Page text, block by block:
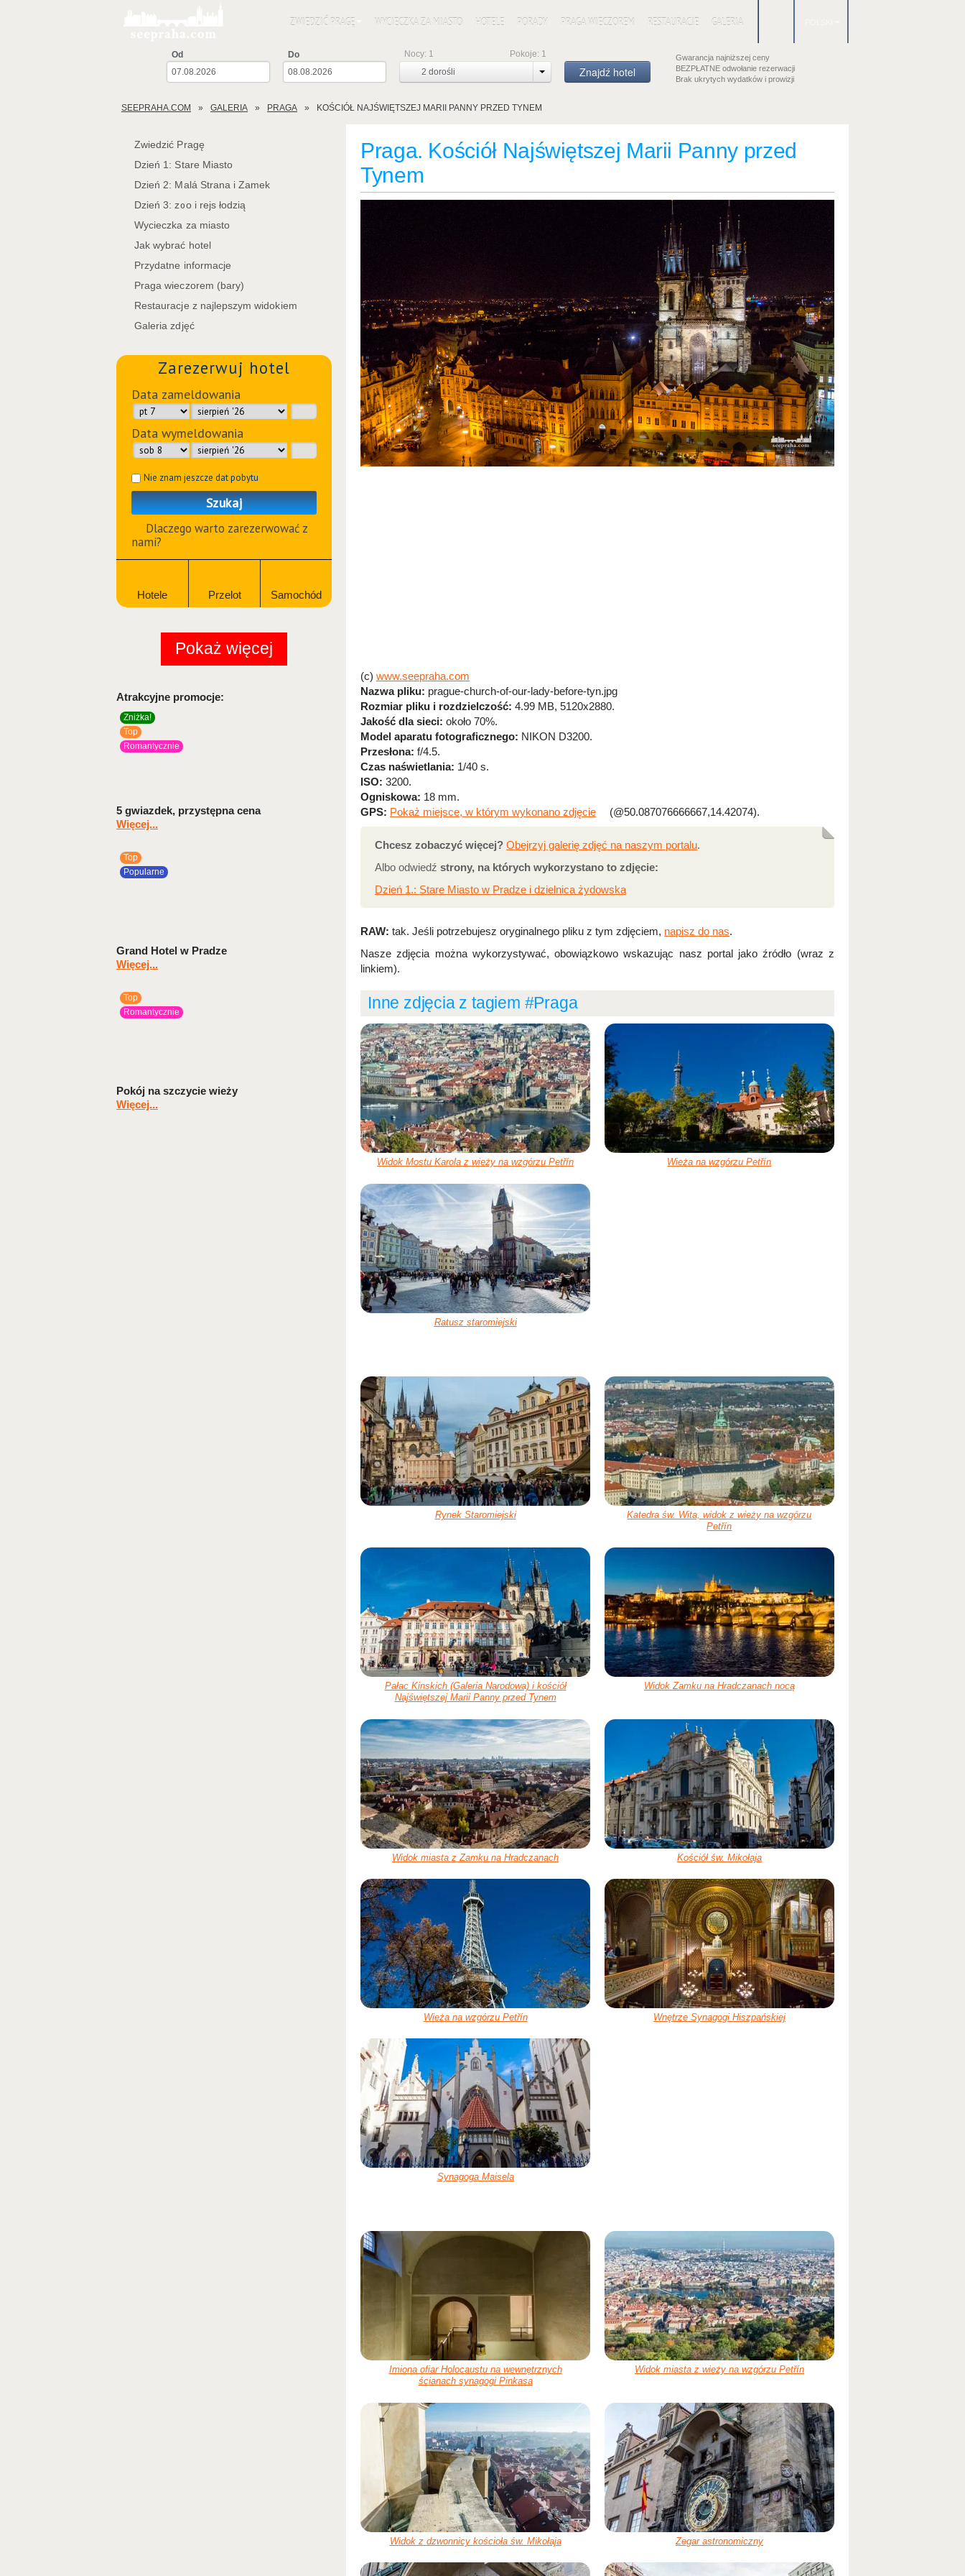
ZWIEDZIĆ PRAGĘ WYCIECZKA ZA MIASTO HOTELE PORADY PRAGA WIECZOREM RESTAURACJE GALERIA
Od
Do
2 dorośli
Nocy: 1 Pokoje: 1
Znajdź hotel
Gwarancja najniższej ceny
BEZPŁATNE odwołanie rezerwacji
Brak ukrytych wydatków i prowizji
SEEPRAHA.COM GALERIA PRAGA KOŚCIÓŁ NAJŚWIĘTSZEJ MARII PANNY PRZED TYNEM
Praga. Kościół Najświętszej Marii Panny przed
Tynem
(c) www.seepraha.com
Nazwa pliku: prague-church-of-our-lady-before-tyn.jpg
Rozmiar pliku i rozdzielczość: 4.99 MB, 5120x2880.
Jakość dla sieci: około 70%.
Model aparatu fotograficznego: NIKON D3200.
Przesłona: f/4.5.
Czas naświetlania: 1/40 s.
ISO: 3200.
Ogniskowa: 18 mm.
GPS: Pokaż miejsce, w którym wykonano zdjęcie (@50.087076666667,14.42074).
Chcesz zobaczyć więcej? Obejrzyj galerię zdjęć na naszym portalu.
Albo odwiedź strony, na których wykorzystano to zdjęcie:
Dzień 1.: Stare Miasto w Pradze i dzielnica żydowska
RAW: tak. Jeśli potrzebujesz oryginalnego pliku z tym zdjęciem, napisz do nas.
Nasze zdjęcia można wykorzystywać, obowiązkowo wskazując nasz portal jako źródło (wraz z
linkiem).
Inne zdjęcia z tagiem #Praga
Widok Mostu Karola z wieży na wzgórzu Petřín Wieża na wzgórzu Petřín
Ratusz staromiejski
Rynek Staromiejski
Katedra św. Wita, widok z wieży na wzgórzu
Petřín
Pałac Kinskich (Galeria Narodowa) i kościół
Najświętszej Marii Panny przed Tynem
Widok Zamku na Hradczanach nocą
Widok miasta z Zamku na Hradczanach Kościół św. Mikołaja
Wieża na wzgórzu Petřín Wnętrze Synagogi Hiszpańskiej
Synagoga Maisela
Imiona ofiar Holocaustu na wewnętrznych
ścianach synagogi Pinkasa
Widok miasta z wieży na wzgórzu Petřín
Widok z dzwonnicy kościoła św. Mikołaja Zegar astronomiczny
Zwiedzić Pragę
Dzień 1: Stare Miasto
Dzień 2: Malá Strana i Zamek
Dzień 3: zoo i rejs łodzią
Wycieczka za miasto
Jak wybrać hotel
Przydatne informacje
Praga wieczorem (bary)
Restauracje z najlepszym widokiem
Galeria zdjęć
Zarezerwuj hotel
Data zameldowania
Data wymeldowania
Nie znam jeszcze dat pobytu
Szukaj
Dlaczego warto zarezerwować z
nami?
Hotele Przelot Samochód
Pokaż więcej
Atrakcyjne promocje:
Zniżka!
Top
Romantycznie
5 gwiazdek, przystępna cena
Więcej...
Top
Popularne
Grand Hotel w Pradze
Więcej...
Top
Romantycznie
Pokój na szczycie wieży
Więcej...